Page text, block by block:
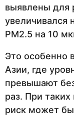
выявлены для
увеличивался
PM2.5 на 10
Это особенно
Азии, где
превышают
раз. При
риск может